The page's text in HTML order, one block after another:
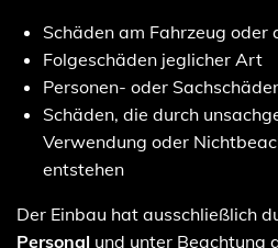
Schäden am Fahrzeug oder
Folgeschäden jeglicher Art
Personen- oder
Schäden, die durch
Verwendung oder
entstehen
Der Einbau hat ausschließlich
Personal und unter Beachtung